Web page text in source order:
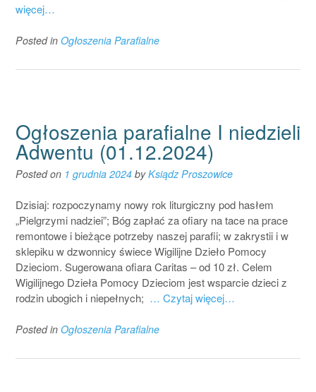
więcej…
Posted in Ogłoszenia Parafialne
Ogłoszenia parafialne I niedzieli
Adwentu (01.12.2024)
Posted on 1 grudnia 2024 byKsiądz Proszowice
Dzisiaj: rozpoczynamy nowy rok liturgiczny pod hasłem
„Pielgrzymi nadziei”; Bóg zapłać za ofiary na tace na prace
remontowe i bieżące potrzeby naszej parafii; w zakrystii i w
sklepiku w dzwonnicy świece Wigilijne Dzieło Pomocy
Dzieciom. Sugerowana ofiara Caritas – od 10 zł. Celem
Wigilijnego Dzieła Pomocy Dzieciom jest wsparcie dzieci z
rodzin ubogich i niepełnych; … Czytaj więcej…
Posted in Ogłoszenia Parafialne